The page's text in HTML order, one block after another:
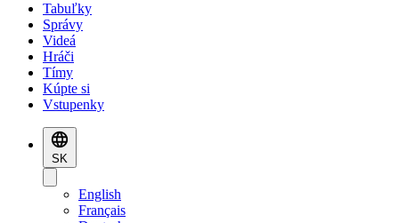
Tabuľky
Správy
Videá
Hráči
Tímy
Kúpte si
Vstupenky
SK
English
Français